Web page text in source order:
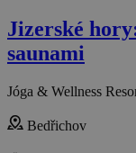
Jizerské
saunami
Jóga & Wellness
Bedřichov